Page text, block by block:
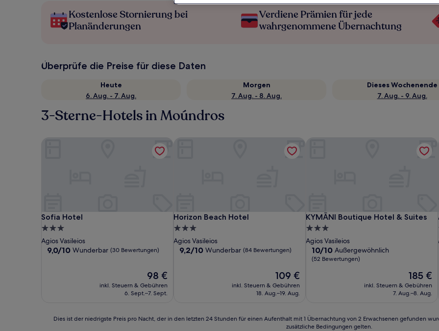
Kostenlose Stornierung bei
Planänderungen
Verdiene Prämien für jede
wahrgenommene Übernachtung
Überprüfe die Preise für diese Daten
Heute
6. Aug. - 7. Aug.
Morgen
7. Aug. - 8. Aug.
Dieses Wochenende
7. Aug. - 9. Aug.
3-Sterne-Hotels in Moúndros
Sofia Hotel
Sofia Hotel
3.0-
Sterne-
Unterkunft
Agios Vasileios
9.0
9,0/10 Wunderbar (30 Bewertungen)
Der
Preis
beträgt
98 €
inkl. Steuern & Gebühren
6. Sept.–7. Sept.
Horizon Beach Hotel
Horizon Beach Hotel
3.0-
Sterne-
Unterkunft
Agios Vasileios
9.2
9,2/10 Wunderbar (84 Bewertungen)
Der
Preis
beträgt
109 €
inkl. Steuern & Gebühren
18. Aug.–19. Aug.
KYMĀNI Boutique Hotel & Suites
KYMĀNI Boutique Hotel & Suites
3.0-
Sterne-
Unterkunft
Agios Vasileios
10.0
von
10/10 Außergewöhnlich
(52 Bewertungen)
Der
Preis
beträgt
185 €
inkl. Steuern & Gebühren
7. Aug.–8. Aug.
KYMĀNI Boutique Hotel & Suites
Dies ist der niedrigste Preis pro Nacht, der in den letzten 24 Stunden für einen Aufenthalt mit 1 Übernachtung von 2 Erwachsenen gefunden
zusätzliche Bedingungen gelten.